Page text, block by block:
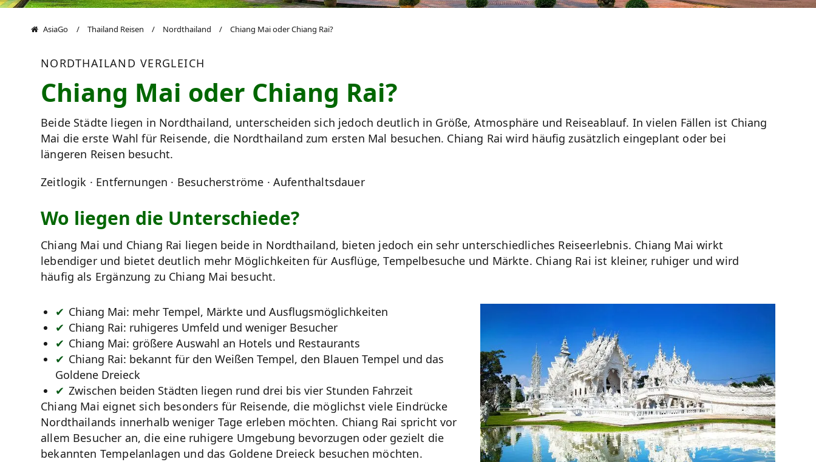
AsiaGo Thailand Reisen Nordthailand Chiang Mai oder Chiang Rai?
NORDTHAILAND VERGLEICH
Chiang Mai oder Chiang Rai?
Beide Städte liegen in Nordthailand, unterscheiden sich jedoch deutlich in Größe, Atmosphäre und Reiseablauf. In vielen Fällen ist Chiang
Mai die erste Wahl für Reisende, die Nordthailand zum ersten Mal besuchen. Chiang Rai wird häufig zusätzlich eingeplant oder bei
längeren Reisen besucht.
Zeitlogik · Entfernungen · Besucherströme · Aufenthaltsdauer
Wo liegen die Unterschiede?
Chiang Mai und Chiang Rai liegen beide in Nordthailand, bieten jedoch ein sehr unterschiedliches Reiseerlebnis. Chiang Mai wirkt
lebendiger und bietet deutlich mehr Möglichkeiten für Ausflüge, Tempelbesuche und Märkte. Chiang Rai ist kleiner, ruhiger und wird
häufig als Ergänzung zu Chiang Mai besucht.
Chiang Mai: mehr Tempel, Märkte und Ausflugsmöglichkeiten
Chiang Rai: ruhigeres Umfeld und weniger Besucher
Chiang Mai: größere Auswahl an Hotels und Restaurants
Chiang Rai: bekannt für den Weißen Tempel, den Blauen Tempel und das
Goldene Dreieck
Zwischen beiden Städten liegen rund drei bis vier Stunden Fahrzeit
Chiang Mai eignet sich besonders für Reisende, die möglichst viele Eindrücke
Nordthailands innerhalb weniger Tage erleben möchten. Chiang Rai spricht vor
allem Besucher an, die eine ruhigere Umgebung bevorzugen oder gezielt die
bekannten Tempelanlagen und das Goldene Dreieck besuchen möchten.